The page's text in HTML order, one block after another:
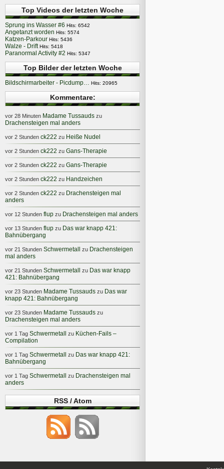
Top Videos der letzten Woche
Sprung ins Wasser #6 Hits: 6542
Angetanzt worden Hits: 5574
Katzen-Parkour Hits: 5436
Walze - Drift Hits: 5418
Paranormal Activity #2 Hits: 5347
Top Bilder der letzten Woche
Bildschirmarbeiter - Picdump… Hits: 20965
Kommentare:
vor 28 Minuten Madame Tussauds zu
Drachensteigen mal anders
vor 2 Stunden ck222 zu Heiße Nudel
vor 2 Stunden ck222 zu Gans-Therapie
vor 2 Stunden ck222 zu Gans-Therapie
vor 2 Stunden ck222 zu Handzeichen
vor 2 Stunden ck222 zu Drachensteigen mal
anders
vor 12 Stunden flup zu Drachensteigen mal anders
vor 13 Stunden flup zu Das war knapp 421:
Bahnübergang
vor 21 Stunden Schwermetall zu Drachensteigen
mal anders
vor 21 Stunden Schwermetall zu Das war knapp
421: Bahnübergang
vor 23 Stunden Madame Tussauds zu Das war
knapp 421: Bahnübergang
vor 23 Stunden Madame Tussauds zu
Drachensteigen mal anders
vor 1 Tag Schwermetall zu Küchen-Fails –
Compilation
vor 1 Tag Schwermetall zu Das war knapp 421:
Bahnübergang
vor 1 Tag Schwermetall zu Drachensteigen mal
anders
RSS / Atom